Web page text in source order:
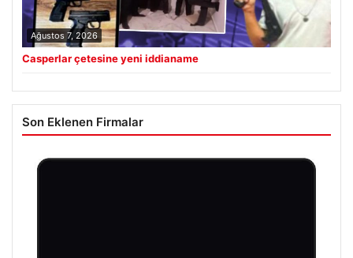
Ağustos 7, 2026
Casperlar çetesine yeni iddianame
Son Eklenen Firmalar